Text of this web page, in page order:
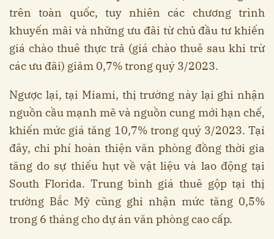
trên toàn quốc, tuy nhiên các chương trình
khuyến mãi và những ưu đãi từ chủ đầu tư khiến
giá chào thuê thực trả (giá chào thuê sau khi trừ
các ưu đãi) giảm 0,7% trong quý 3/2023.
Ngược lại, tại Miami, thị trường này lại ghi nhận
nguồn cầu mạnh mẽ và nguồn cung mới hạn chế,
khiến mức giá tăng 10,7% trong quý 3/2023. Tại
đây, chi phí hoàn thiện văn phòng đồng thời gia
tăng do sự thiếu hụt về vật liệu và lao động tại
South Florida. Trung bình giá thuê gộp tại thị
trường Bắc Mỹ cũng ghi nhận mức tăng 0,5%
trong 6 tháng cho dự án văn phòng cao cấp.